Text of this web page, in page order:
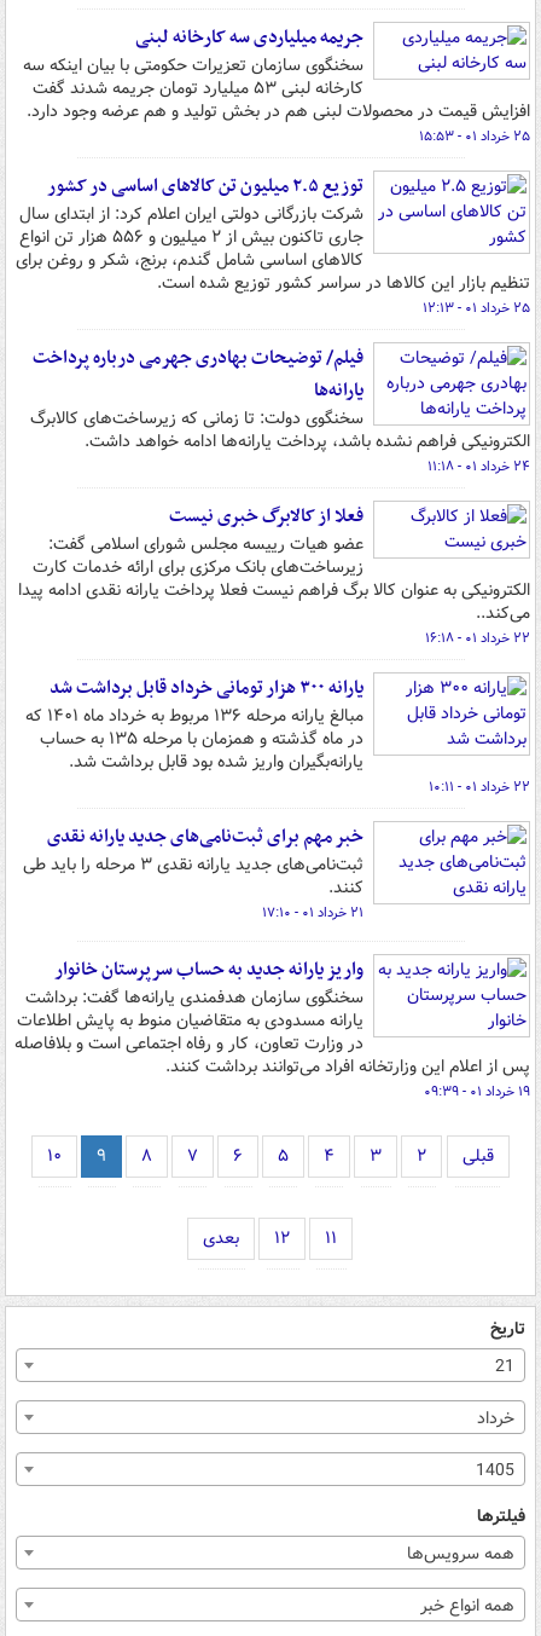
جریمه میلیاردی سه کارخانه لبنی
سخنگوی سازمان تعزیرات حکومتی با بیان اینکه سه
کارخانه لبنی ۵۳ میلیارد تومان جریمه شدند گفت
افزایش قیمت در محصولات لبنی هم در بخش تولید و هم عرضه وجود دارد.
۲۵ خرداد ۰۱ - ۱۵:۵۳
توزیع ۲.۵ میلیون تن کالاهای اساسی در کشور
شرکت بازرگانی دولتی ایران اعلام کرد: از ابتدای سال
جاری تاکنون بیش از ۲ میلیون و ۵۵۶ هزار تن انواع
کالاهای اساسی شامل گندم، برنج، شکر و روغن برای
تنظیم بازار این کالاها در سراسر کشور توزیع شده است.
۲۵ خرداد ۰۱ - ۱۲:۱۳
فیلم/ توضیحات بهادری جهرمی درباره پرداخت
یارانه‌ها
سخنگوی دولت: تا زمانی که زیرساخت‌های کالابرگ
الکترونیکی فراهم نشده باشد، پرداخت یارانه‌ها ادامه خواهد داشت.
۲۴ خرداد ۰۱ - ۱۱:۱۸
فعلا از کالابرگ خبری نیست
عضو هیات رییسه مجلس شورای اسلامی گفت:
زیرساخت‌های بانک مرکزی برای ارائه خدمات کارت
الکترونیکی به عنوان کالا برگ فراهم نیست فعلا پرداخت یارانه نقدی ادامه پیدا
می‌کند..
۲۲ خرداد ۰۱ - ۱۶:۱۸
یارانه‌ ۳۰۰ هزار تومانی خرداد قابل برداشت شد
مبالغ یارانه مرحله ۱۳۶ مربوط به خرداد ماه ۱۴۰۱ که
در ماه گذشته و همزمان با مرحله ۱۳۵ به حساب
یارانه‌بگیران واریز شده بود قابل برداشت شد.
۲۲ خرداد ۰۱ - ۱۰:۱۱
خبر مهم برای ثبت‌نامی‌های جدید یارانه نقدی
ثبت‌نامی‌های جدید یارانه نقدی ۳ مرحله را باید طی
کنند.
۲۱ خرداد ۰۱ - ۱۷:۱۰
واریز یارانه جدید به حساب سرپرستان خانوار
سخنگوی سازمان هدفمندی یارانه‌ها گفت: برداشت
یارانه مسدودی به متقاضیان منوط به پایش اطلاعات
در وزارت تعاون، کار و رفاه اجتماعی است و بلافاصله
پس از اعلام این وزارتخانه افراد می‌توانند برداشت کنند.
۱۹ خرداد ۰۱ - ۰۹:۳۹
قبلی ۲ ۳ ۴ ۵ ۶ ۷ ۸ ۹ ۱۰
۱۱ ۱۲ بعدی
تاریخ
21
خرداد
1405
فیلترها
همه سرویس‌ها
همه انواع خبر